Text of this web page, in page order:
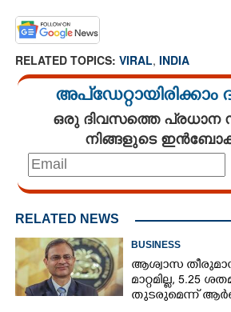
RELATED TOPICS: VIRAL, INDIA
ഒരു ദിവസത്തെ പ്രധാന
നിങ്ങളുടെ
RELATED NEWS
BUSINESS
ആശ്വാസ
മാറ്റമില്ല, 5.25
തുടരുമെന്ന്